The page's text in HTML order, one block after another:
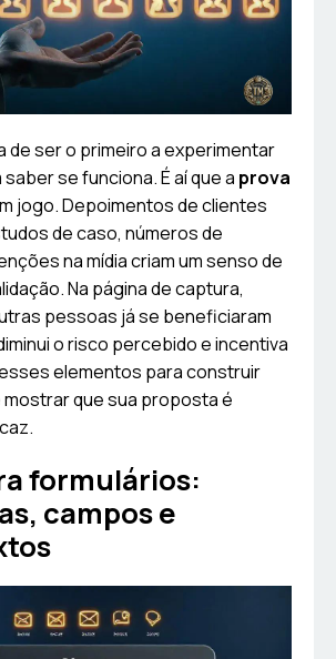
de ser o primeiro a experimentar
se funciona. É aí que a prova
jogo. Depoimentos de clientes
de caso, números de
na mídia criam um senso de
Na página de captura,
pessoas já se beneficiaram
o risco percebido e incentiva
elementos para construir
mostrar que sua proposta é
formulários:
campos e